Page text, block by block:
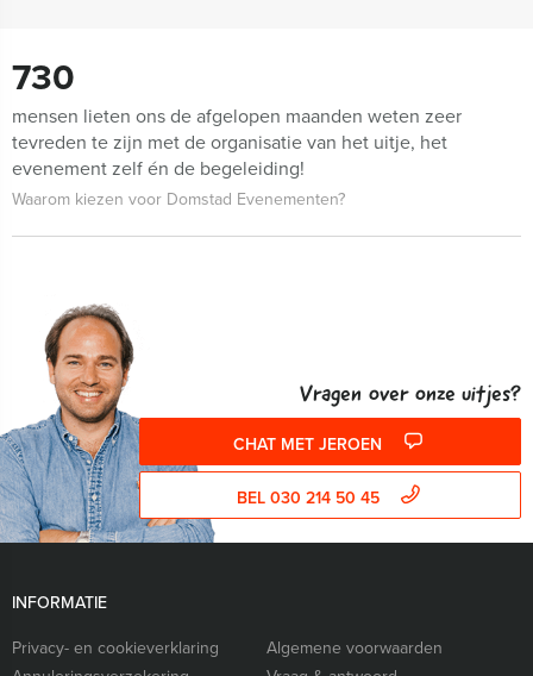
730
mensen lieten ons de afgelopen maanden weten zeer
tevreden te zijn met de organisatie van het uitje, het
evenement zelf én de begeleiding!
Waarom kiezen voor Domstad Evenementen?
Vragen over onze uitjes?
CHAT MET JEROEN
BEL 030 214 50 45
INFORMATIE
Privacy- en cookieverklaring
Algemene voorwaarden